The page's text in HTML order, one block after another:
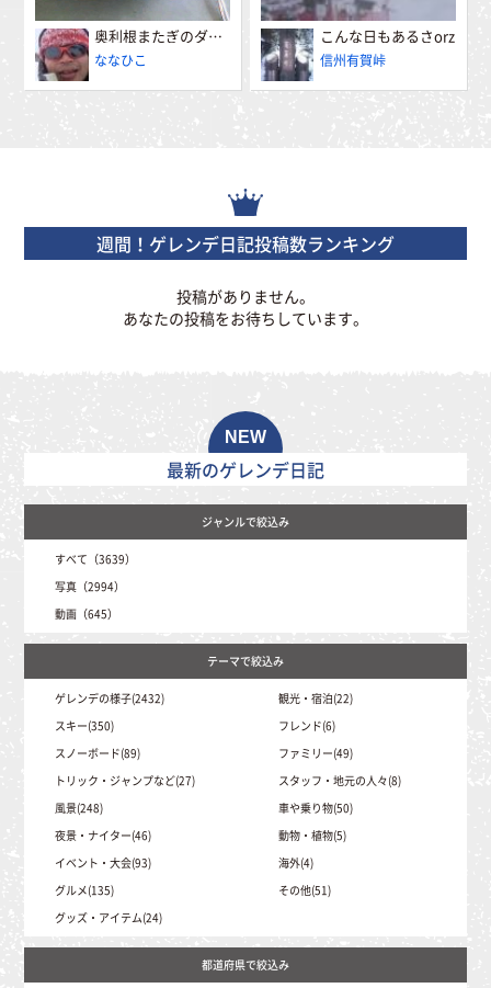
奥利根またぎのダムカレー
ななひこ
こんな日もあるさorz
信州有賀峠
週間！ゲレンデ日記投稿数ランキング
投稿がありません。
あなたの投稿をお待ちしています。
最新のゲレンデ日記
すべて（3639）
写真（2994）
動画（645）
ゲレンデの様子(2432)
スキー(350)
スノーボード(89)
トリック・ジャンプなど(27)
風景(248)
夜景・ナイター(46)
イベント・大会(93)
グルメ(135)
グッズ・アイテム(24)
観光・宿泊(22)
フレンド(6)
ファミリー(49)
スタッフ・地元の人々(8)
車や乗り物(50)
動物・植物(5)
海外(4)
その他(51)